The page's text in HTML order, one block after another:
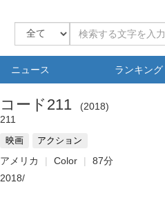
ニュース ランキング
コード211
2018
211
映画 アクション
アメリカ Color
87分
2018/